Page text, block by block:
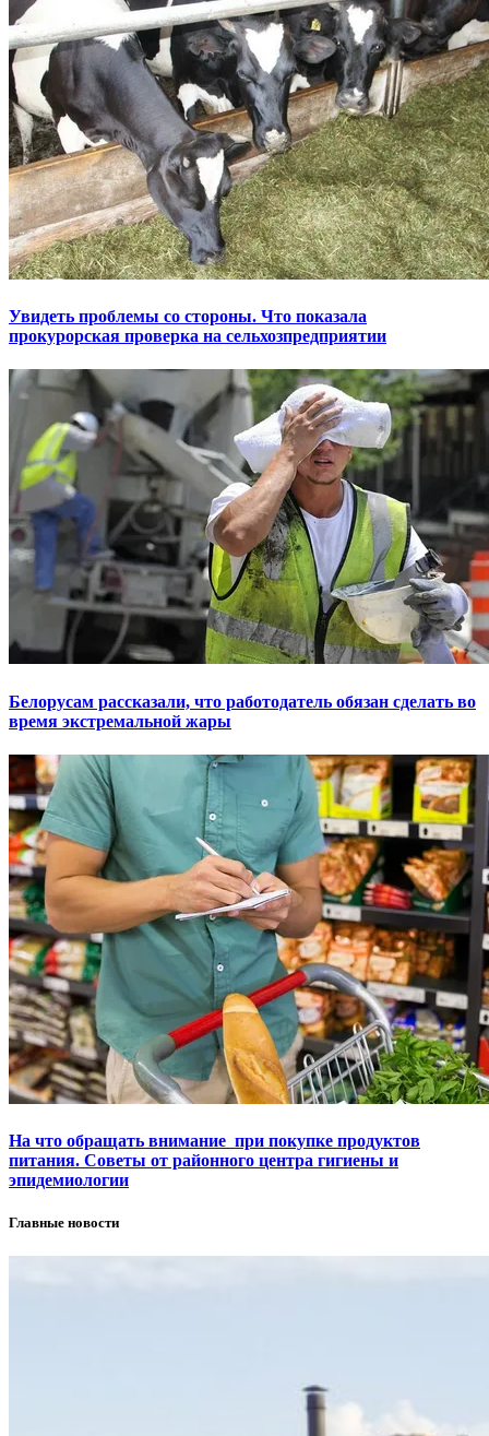
Увидеть проблемы со стороны. Что показала
прокурорская проверка на сельхозпредприятии
Белорусам рассказали, что работодатель обязан сделать во
время экстремальной жары
На что обращать внимание при покупке продуктов
питания. Советы от районного центра гигиены и
эпидемиологии
Главные новости